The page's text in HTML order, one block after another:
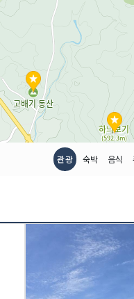
관광 숙박 음식